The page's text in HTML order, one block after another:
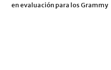
en evaluación para los Grammy